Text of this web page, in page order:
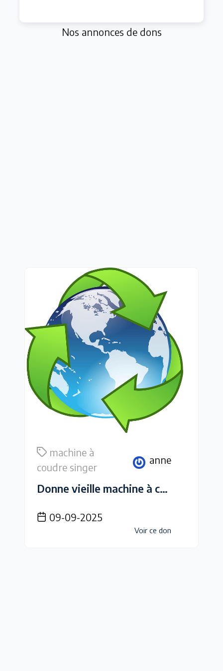
Nos annonces de dons
machine à
coudre singer
anne
Donne vieille machine à coudre Singer
09-09-2025
Voir ce don